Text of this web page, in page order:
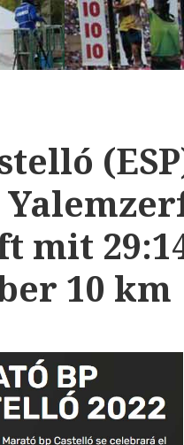
mit
10 km